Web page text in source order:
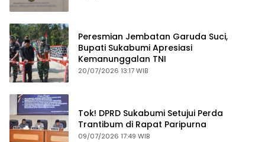
Peresmian Jembatan Garuda Suci,
Bupati Sukabumi Apresiasi
Kemanunggalan TNI
20/07/2026 13:17 WIB
Tok! DPRD Sukabumi Setujui Perda
Trantibum di Rapat Paripurna
09/07/2026 17:49 WIB